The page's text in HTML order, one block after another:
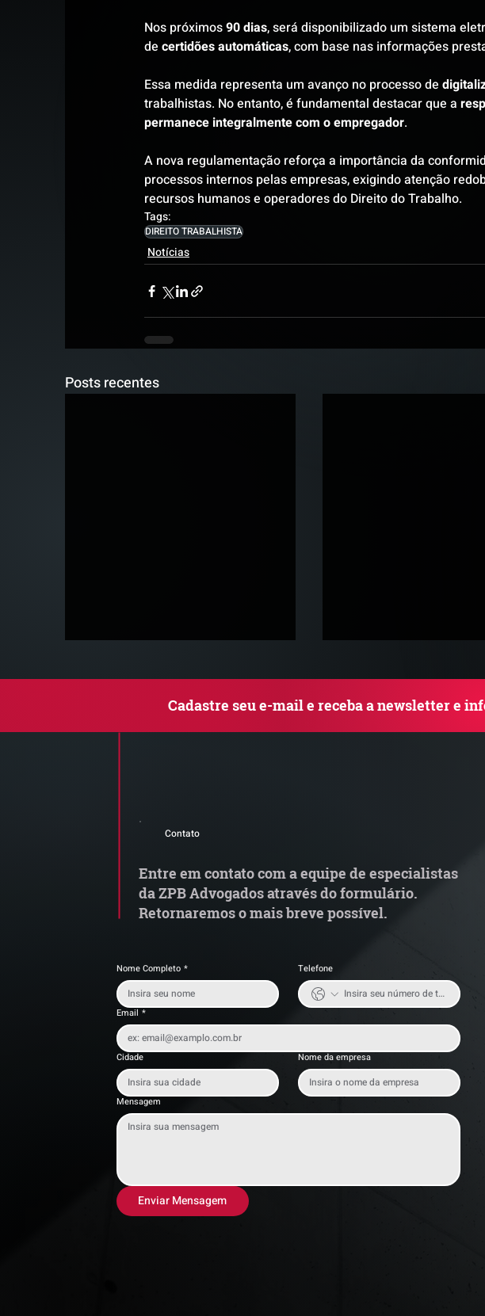
Nos próximos 90 dias, será disponibilizado um sistema
de certidões automáticas, com base nas informações
Essa medida representa um avanço no processo de
trabalhistas. No entanto, é fundamental destacar que a
permanece integralmente com o empregador.
A nova regulamentação reforça a importância da
processos internos pelas empresas, exigindo atenção
recursos humanos e operadores do Direito do Trabalho.
Tags:
DIREITO TRABALHISTA
Notícias
Posts recentes
do transporte rodoviário de
cargas e exige atenção das
Cadastre seu e-mail e receba a newsletter e
Contato
Entre em contato com a equipe de especialistas
da ZPB Advogados através do formulário.
Retornaremos o mais breve possível.
Nome Completo * Telefone
Email *
Cidade Nome da empresa
Mensagem
Enviar Mensagem